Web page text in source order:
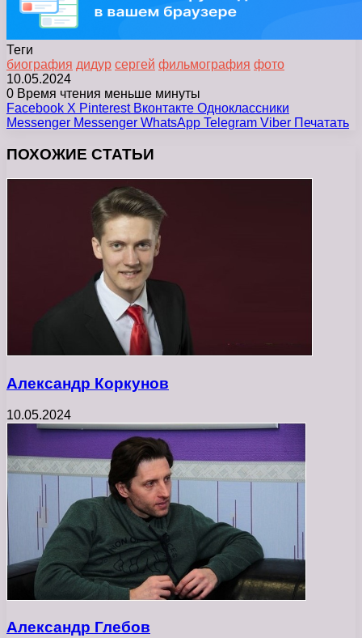
Теги
биография дидур сергей фильмография фото
10.05.2024
0 Время чтения меньше минуты
Facebook X Pinterest Вконтакте Одноклассники
Messenger Messenger WhatsApp Telegram Viber Печатать
ПОХОЖИЕ СТАТЬИ
Александр Коркунов
10.05.2024
Александр Глебов